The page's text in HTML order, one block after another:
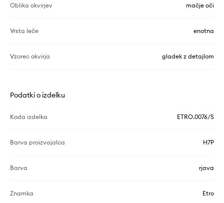
Oblika okvirjev mačje oči
Vrsta leče enotna
Vzorec okvirja gladek z detajlom
Podatki o izdelku
Koda izdelka ETRO.0076/S
Barva proizvajalca H7P
Barva rjava
Znamka Etro